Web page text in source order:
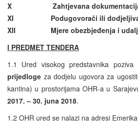
X Zahtjevana
XI Podugovorači ili
XII Mjere obezbjeđenja i
I PREDMET TENDERA
1.1 Ured visokog predstavnika
prijedloge za dodjelu ugovora za
kantina) u prostorijama OHR-a u
2017. – 30. juna 2018.
1.2 OHR ured se nalazi na adresi